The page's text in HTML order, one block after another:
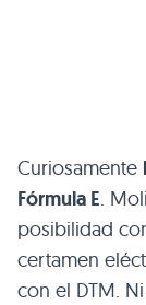
Curiosamente
Fórmula E.
posibilidad
certamen
con el DTM.